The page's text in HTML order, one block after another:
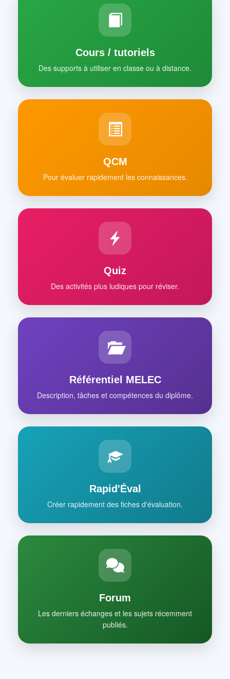
Cours / tutoriels
Des supports à utiliser en classe ou à distance.
QCM
Pour évaluer rapidement les connaissances.
Quiz
Des activités plus ludiques pour réviser.
Référentiel MELEC
Description, tâches et compétences du diplôme.
Rapid'Éval
Créer rapidement des fiches d'évaluation.
Forum
Les derniers échanges et les sujets récemment
publiés.